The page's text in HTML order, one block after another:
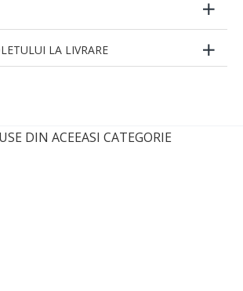
LA LIVRARE
DIN ACEEASI CATEGORIE